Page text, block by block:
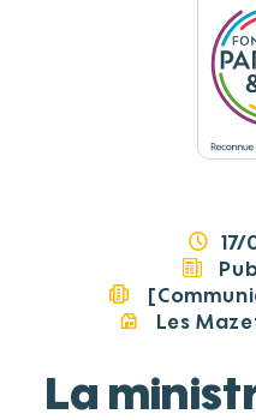
Les
La
Panneau de gestion des